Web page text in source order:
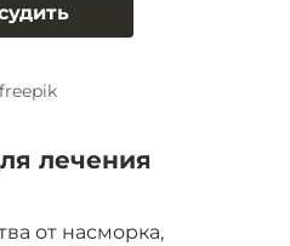
лечения
от насморка,